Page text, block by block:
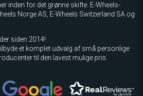
inden for det grønne skifte. E-Wheels-
Norge AS, E­-Wheels Switzerland SA og
siden 2014!
et komplet udvalg af små personlige
til den lavest mulige pris.